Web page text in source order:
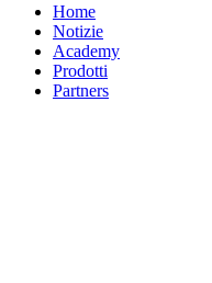
Home
Notizie
Academy
Prodotti
Partners